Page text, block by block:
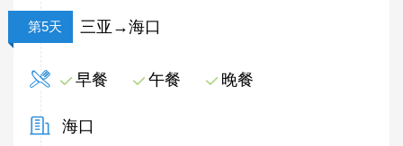
第5天 三亚→海口
早餐 午餐 晚餐
海口